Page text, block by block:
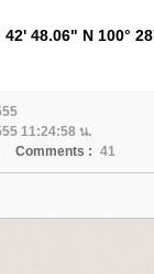
48.06" N 100°
11:24:58 น.
Comments : 41